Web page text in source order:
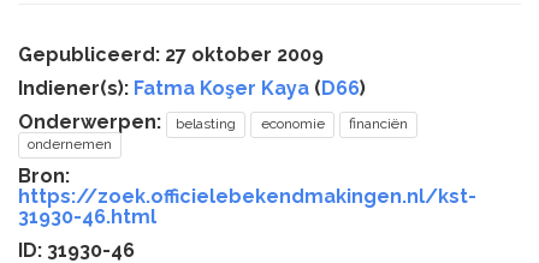
Gepubliceerd: 27 oktober 2009
Indiener(s): Fatma Koşer Kaya (D66)
Onderwerpen:
belasting economie
financiën
ondernemen
Bron:
https://zoek.officielebekendmakingen.nl/kst-
31930-46.html
ID: 31930-46